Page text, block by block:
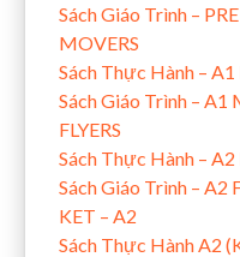
Sách Giáo Trình –
MOVERS
Sách Thực Hành –
Sách Giáo Trình – A1
FLYERS
Sách Thực Hành – A2
Sách Giáo Trình – A2
KET – A2
Sách Thực Hành A2